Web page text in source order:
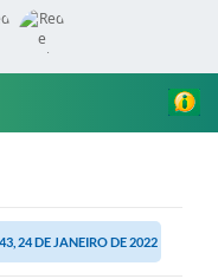
24 DE JANEIRO DE 2022